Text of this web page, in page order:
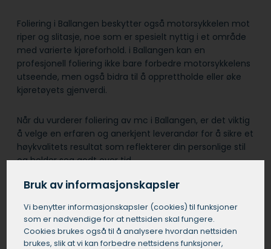
Foliering i Ballangen beskytter også motorsykkelen mot
riper og slitasje, noe som er spesielt nyttig i et område
med varierte kjøreforhold. i Ballangen kan en
profesjonell foliering ikke bare forbedre motorsykkelens
utseende, men også bidra til å opprettholde eller øke
kjøretøyets gjenverdi.
Når du vurderer foliering av mc i Ballangen, er det viktig
å velge en erfaren og anerkjent leverandør for å sikre et
høykvalitets resultat som reflekterer din personlige stil
og holder seg godt over tid.
Få et tilbud på foliering i Ballangen
Bruk av informasjonskapsler
Vi benytter informasjons­kapsler (cookies) til funksjoner
som er nødvendige for at nettsiden skal fungere.
Cookies brukes også til å analysere hvordan nettsiden
brukes, slik at vi kan forbedre nettsidens funksjoner,